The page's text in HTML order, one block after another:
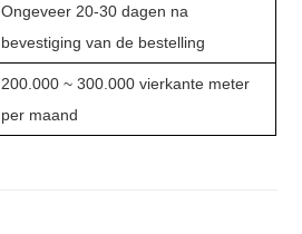
Ongeveer 20-30 dagen na
bevestiging van de bestelling
200.000 ~ 300.000 vierkante meter
per maand